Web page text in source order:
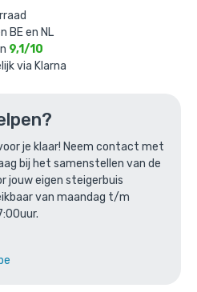
BE en NL
9,1/10
via Klarna
je klaar! Neem contact met
bij het samenstellen van de
jouw eigen steigerbuis
van maandag t/m
/ stuk
wordt vaak